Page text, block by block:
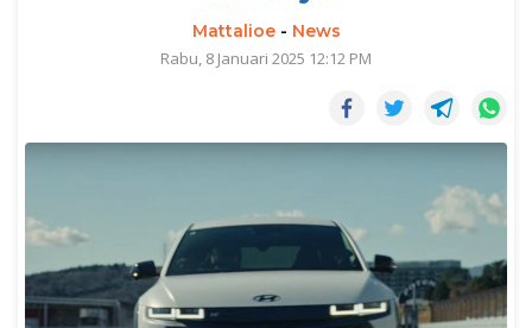
Mattalioe- News
Rabu, 8 Januari 2025 12:12 PM